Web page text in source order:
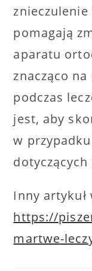
pomagają
aparatu
znacząco
podczas
jest, aby
w
Inny
https://
martwe-